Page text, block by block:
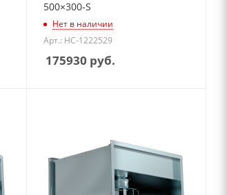
500×300-S
Нет в наличии
Арт.: НС-1222529
175930 руб.